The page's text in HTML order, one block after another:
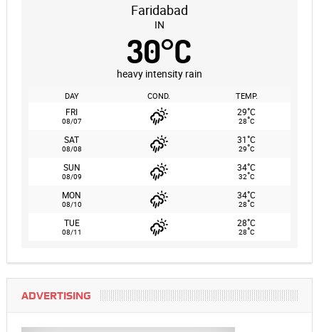
Faridabad
IN
30°C
heavy intensity rain
DAY COND. TEMP.
FRI
08/07
29°C
28°C
SAT
08/08
31°C
29°C
SUN
08/09
34°C
32°C
MON
08/10
34°C
28°C
TUE
08/11
28°C
28°C
ADVERTISING